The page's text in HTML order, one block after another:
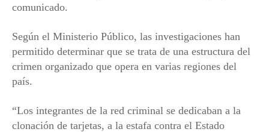
comunicado.
Según el Ministerio Público, las investigaciones han
permitido determinar que se trata de una estructura del
crimen organizado que opera en varias regiones del
país.
“Los integrantes de la red criminal se dedicaban a la
clonación de tarjetas, a la estafa contra el Estado